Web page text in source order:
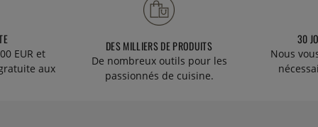
EUR et
aux
DES MILLIERS DE PRODUITS
De nombreux outils pour les
passionnés de cuisine.
30
Nous